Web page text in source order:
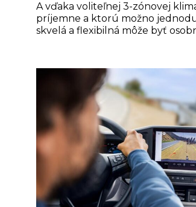
A vďaka voliteľnej 3-zónovej
príjemne a ktorú možno
skvelá a flexibilná môže byť